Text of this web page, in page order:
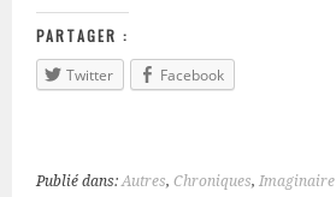
PARTAGER :
Twitter
Facebook
Publié dans:Autres,Chroniques,Imaginaire